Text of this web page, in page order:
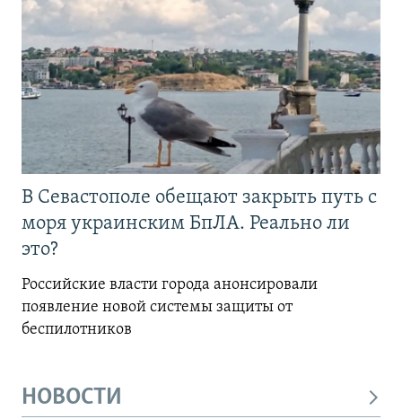
В Севастополе обещают закрыть путь с
моря украинским БпЛА. Реально ли
это?
Российские власти города анонсировали
появление новой системы защиты от
беспилотников
НОВОСТИ